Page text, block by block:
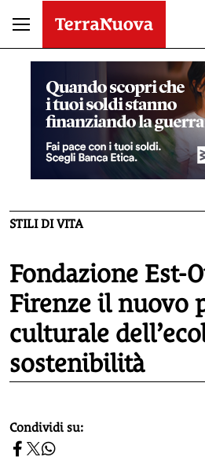
STILI DI VITA
Fondazione Est-
Firenze il nuovo
culturale
sostenibilità
homepage h2
Condividi su: